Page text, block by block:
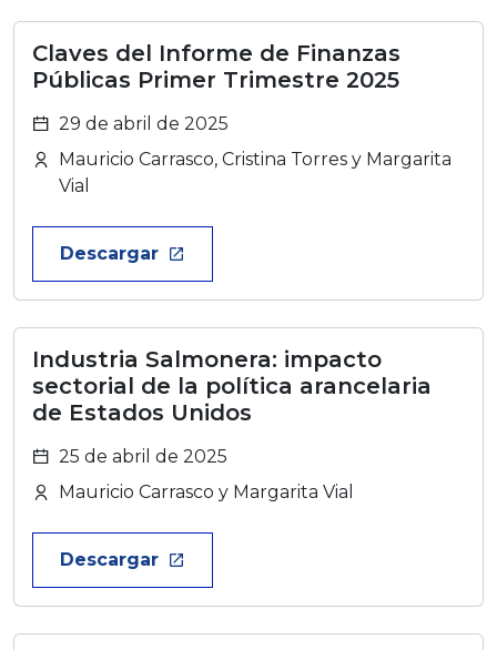
Claves del Informe de Finanzas
Públicas Primer Trimestre 2025
29 de abril de 2025
Mauricio Carrasco, Cristina Torres y Margarita
Vial
Descargar launch
Industria Salmonera: impacto
sectorial de la política arancelaria
de Estados Unidos
25 de abril de 2025
Mauricio Carrasco y Margarita Vial
Descargar launch